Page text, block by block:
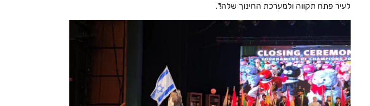
לעיר פתח תקווה ולמערכת החינוך שלה!".